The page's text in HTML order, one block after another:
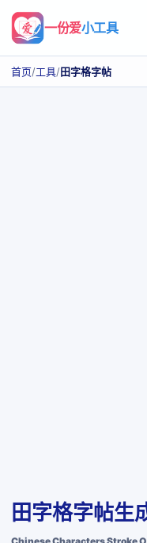
一份爱小工具
首页/工具/田字格字帖
田字格字帖生